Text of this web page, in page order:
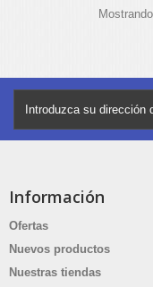
Información
Ofertas
Nuevos productos
Nuestras tiendas